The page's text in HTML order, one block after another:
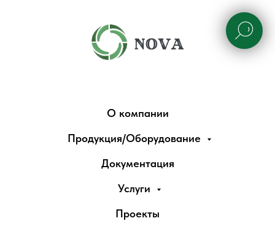
О компании
Продукция/Оборудование
Документация
Услуги
Проекты